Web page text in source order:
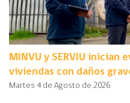
MINVU y SERVIU inician
viviendas con daños
Martes 4 de Agosto de 2026